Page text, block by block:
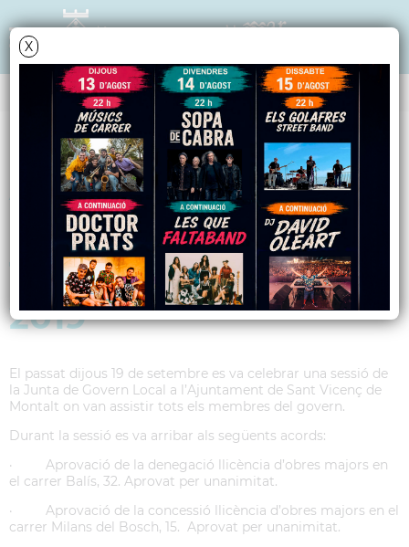
X
Data i hora oficial: 10-08-2026 01:32:14
ANY 2019
Acords Junta de
Govern Local del dia
19 de setembre de
2019
El passat dijous 19 de setembre es va celebrar una sessió de
la Junta de Govern Local a l’Ajuntament de Sant Vicenç de
Montalt on van assistir tots els membres del govern.
Durant la sessió es va arribar als següents acords:
· Aprovació de la denegació llicència d’obres majors en
el carrer Balís, 32. Aprovat per unanimitat.
· Aprovació de la concessió llicència d’obres majors en el
carrer Milans del Bosch, 15. Aprovat per unanimitat.